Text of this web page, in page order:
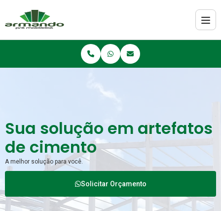
Sua solução em artefatos
de cimento
A melhor solução para você.
Solicitar Orçamento